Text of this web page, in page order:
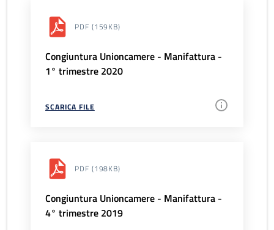
PDF (159KB)
Congiuntura Unioncamere - Manifattura -
1° trimestre 2020
SCARICA FILE
PDF (198KB)
Congiuntura Unioncamere - Manifattura -
4° trimestre 2019